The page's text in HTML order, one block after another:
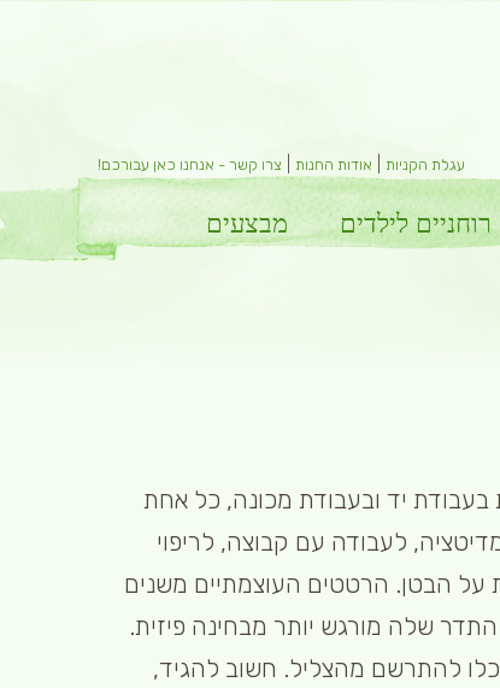
עגלת הקניות אודות החנות צרו קשר - אנחנו כאן עבורכם!
רוחניים לילדים מבצעים
בעבודת יד ובעבודת מכונה, כל אחת
לעבודה עם קבוצה, לריפוי
על הבטן. הרטטים העוצמתיים משנים
שלה מורגש יותר מבחינה פיזית.
להתרשם מהצליל. חשוב להגיד,